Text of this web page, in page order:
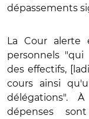
dépassements
La Cour alerte
personnels
des effectifs,
cours ainsi
délégations".
dépenses